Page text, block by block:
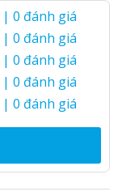
| 0 đánh giá
| 0 đánh giá
| 0 đánh giá
| 0 đánh giá
| 0 đánh giá